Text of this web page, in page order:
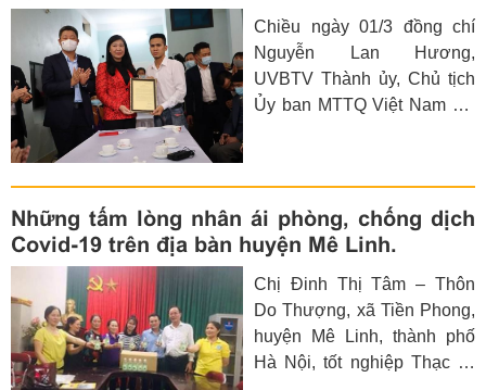
thị xã Sơn Tây năm 2022.
Chiều ngày 01/3 đồng chí
Nguyễn Lan Hương,
UVBTV Thành ủy, Chủ tịch
Ủy ban MTTQ Việt Nam TP
Thư khen của đồng chí
Vương Đình Huệ, Ủy viên
Bộ Chính trị, Bí thư Thành
ủy Hà Nội cho anh Nguyễn
Ngọc Mạnh (xã Vĩnh Ngọc,
huyện Đông Anh).
Những tấm lòng nhân ái phòng, chống dịch
Covid-19 trên địa bàn huyện Mê Linh.
Chị Đinh Thị Tâm – Thôn
Do Thượng, xã Tiền Phong,
huyện Mê Linh, thành phố
Hà Nội, tốt nghiệp Thạc sỹ